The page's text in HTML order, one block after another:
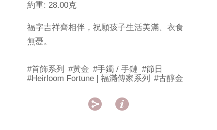
約重: 28.00克
福字吉祥齊相伴，祝願孩子生活美滿、衣食
無憂。
#首飾系列 #黃金 #手鐲 / 手鏈 #節日
#Heirloom Fortune | 福滿傳家系列
#古醇金
 